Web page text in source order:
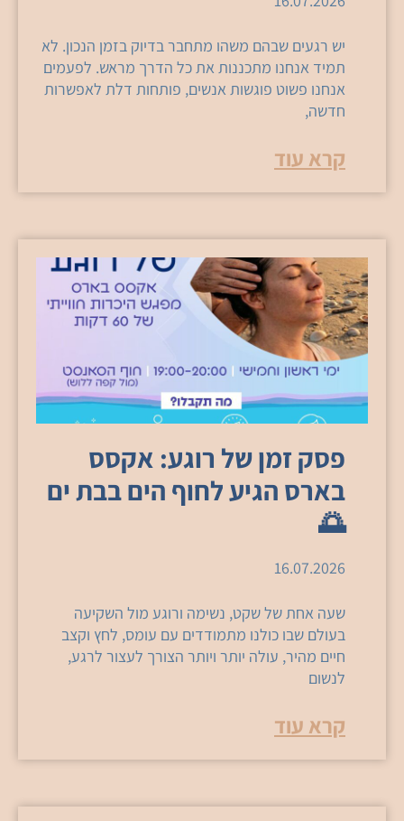
יש רגעים שבהם משהו מתחבר בדיוק בזמן הנכון. לא
תמיד אנחנו מתכננות את כל הדרך מראש. לפעמים
אנחנו פשוט פוגשות אנשים, פותחות דלת לאפשרות
חדשה,
קרא עוד
פסק זמן של רוגע: אקסס
בארס הגיע לחוף הים בבת ים
🌅
16.07.2026
שעה אחת של שקט, נשימה ורוגע מול השקיעה
בעולם שבו כולנו מתמודדים עם עומס, לחץ וקצב
חיים מהיר, עולה יותר ויותר הצורך לעצור לרגע,
לנשום
קרא עוד